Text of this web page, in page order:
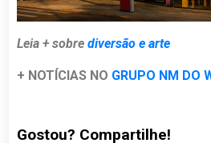
Leia + sobrediversão e arte
+ NOTÍCIAS NO GRUPO NM DO
Gostou? Compartilhe!